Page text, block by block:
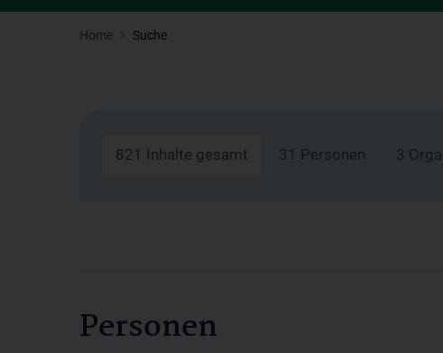
Home Suche
821 Inhalte gesamt 31 Personen 3
Personen